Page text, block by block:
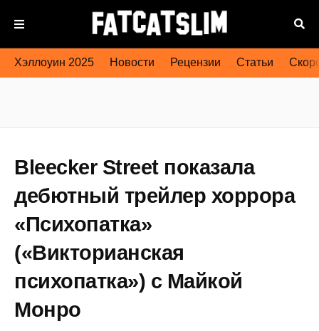
Хэллоуин 2025 Новости Рецензии Статьи
Bleecker Street показала
дебютный трейлер хоррора
«Психопатка»
(«Викторианская
психопатка») с Майкой
Монро